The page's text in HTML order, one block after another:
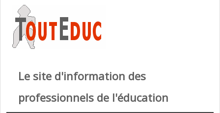
Le site d'information des
professionnels de l'éducation